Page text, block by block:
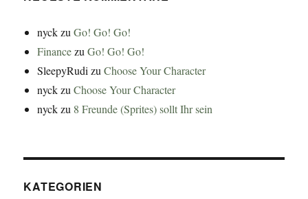
nyckzuGo! Go! Go!
FinancezuGo! Go! Go!
SleepyRudizuChoose Your Character
nyckzuChoose Your Character
nyckzu 8 Freunde (Sprites) sollt Ihr sein
KATEGORIEN